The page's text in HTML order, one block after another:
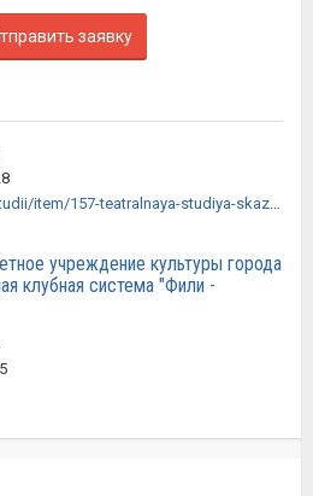
заявку
https://tks-fili.ru/kruzhki-i-studii/item/157-teatralnaya-studiya-skazka
учреждение культуры города
клубная система "Фили -